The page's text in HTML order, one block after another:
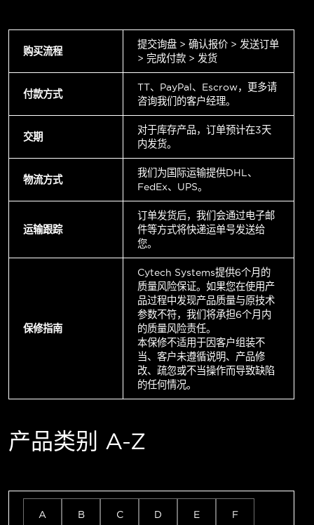
购买流程
提交询盘 > 确认报价 > 发送订单
> 完成付款 > 发货
付款方式
TT、PayPal、Escrow，更多请
咨询我们的客户经理。
交期
对于库存产品，订单预计在3天
内发货。
物流方式
我们为国际运输提供DHL、
FedEx、UPS。
运输跟踪
订单发货后，我们会通过电子邮
件等方式将快递运单号发送给
您。
保修指南
Cytech Systems提供6个月的
质量风险保证。如果您在使用产
品过程中发现产品质量与原技术
参数不符，我们将承担6个月内
的质量风险责任。
本保修不适用于因客户组装不
当、客户未遵循说明、产品修
改、疏忽或不当操作而导致缺陷
的任何情况。
产品类别 A-Z
A B C D E F